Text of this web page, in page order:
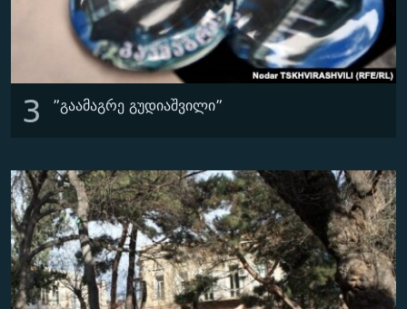
3 ”გაამაგრე გუდიაშვილი”